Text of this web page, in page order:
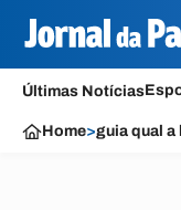
Últimas Notícias
Home>guia qual a